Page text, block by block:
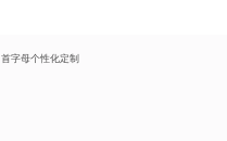
首字母个性化定制